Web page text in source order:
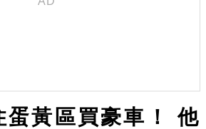
蛋黃區買豪車！ 他